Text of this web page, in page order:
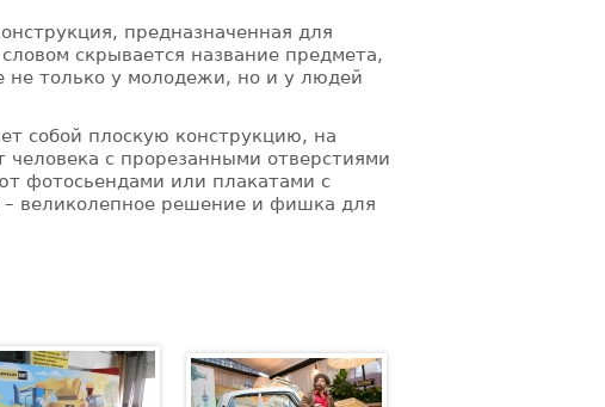
предназначенная для
скрывается название предмета,
не только у молодежи, но и у людей
собой плоскую конструкцию, на
с прорезанными отверстиями
фотосьендами или плакатами с
великолепное решение и фишка для